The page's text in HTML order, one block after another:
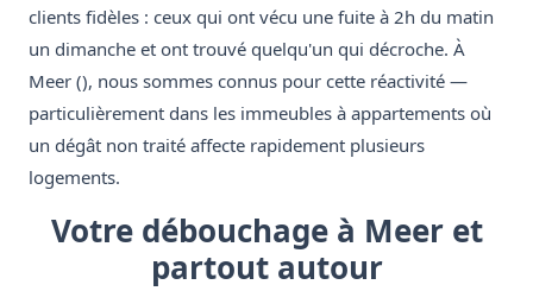
clients fidèles : ceux qui ont vécu une fuite à 2h du matin
un dimanche et ont trouvé quelqu'un qui décroche. À
Meer (), nous sommes connus pour cette réactivité —
particulièrement dans les immeubles à appartements où
un dégât non traité affecte rapidement plusieurs
logements.
Votre débouchage à Meer et
partout autour